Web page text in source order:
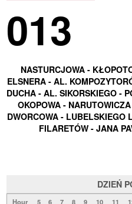
013
NASTURCJOWA -
ELSNERA - AL.
DUCHA - AL. SIKORSKIEGO -
OKOPOWA -
DWORCOWA -
FILARETÓW - JANA
DZIEŃ
Hour 5 6 7 8 9 10 11